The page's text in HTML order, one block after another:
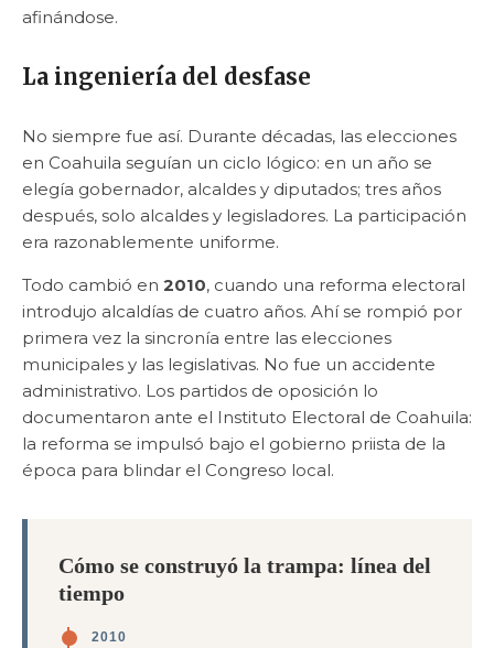
afinándose.
La ingeniería del desfase
No siempre fue así. Durante décadas, las elecciones
en Coahuila seguían un ciclo lógico: en un año se
elegía gobernador, alcaldes y diputados; tres años
después, solo alcaldes y legisladores. La participación
era razonablemente uniforme.
Todo cambió en 2010, cuando una reforma electoral
introdujo alcaldías de cuatro años. Ahí se rompió por
primera vez la sincronía entre las elecciones
municipales y las legislativas. No fue un accidente
administrativo. Los partidos de oposición lo
documentaron ante el Instituto Electoral de Coahuila:
la reforma se impulsó bajo el gobierno priista de la
época para blindar el Congreso local.
Cómo se construyó la trampa: línea del
tiempo
2010